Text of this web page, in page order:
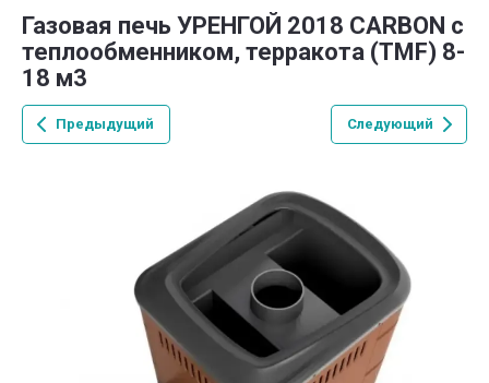
Газовая печь УРЕНГОЙ 2018 CARBON с
теплообменником, терракота (TMF) 8-
18 м3
Предыдущий Следующий